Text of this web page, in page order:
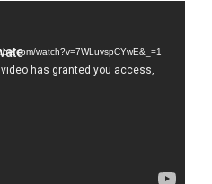
watch?v=7WLuvspCYwE&_=1